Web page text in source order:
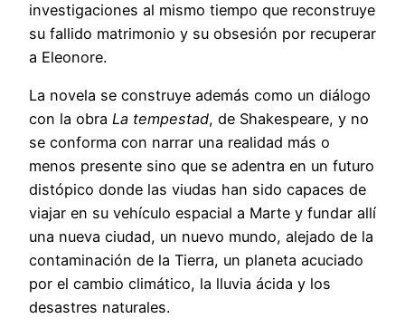
investigaciones al mismo tiempo que reconstruye
su fallido matrimonio y su obsesión por recuperar
a Eleonore.
La novela se construye además como un diálogo
con la obra La tempestad, de Shakespeare, y no
se conforma con narrar una realidad más o
menos presente sino que se adentra en un futuro
distópico donde las viudas han sido capaces de
viajar en su vehículo espacial a Marte y fundar allí
una nueva ciudad, un nuevo mundo, alejado de la
contaminación de la Tierra, un planeta acuciado
por el cambio climático, la lluvia ácida y los
desastres naturales.